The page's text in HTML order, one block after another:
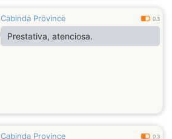
Cabinda Province 0.3
Prestativa, atenciosa.
Cabinda Province 0.3